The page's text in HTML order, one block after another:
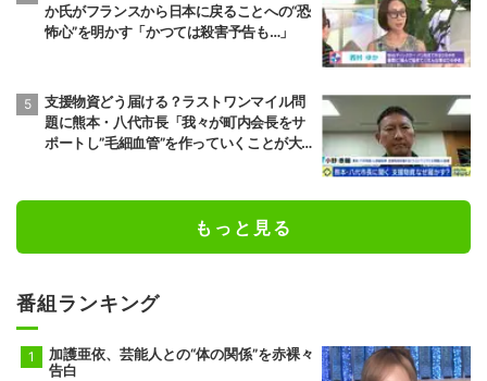
か氏がフランスから日本に戻ることへの“恐
怖心”を明かす「かつては殺害予告も…」
支援物資どう届ける？ラストワンマイル問
題に熊本・八代市長「我々が町内会長をサ
ポートし”毛細血管”を作っていくことが大
もっと見る
番組ランキング
加護亜依、芸能人との“体の関係”を赤裸々
告白